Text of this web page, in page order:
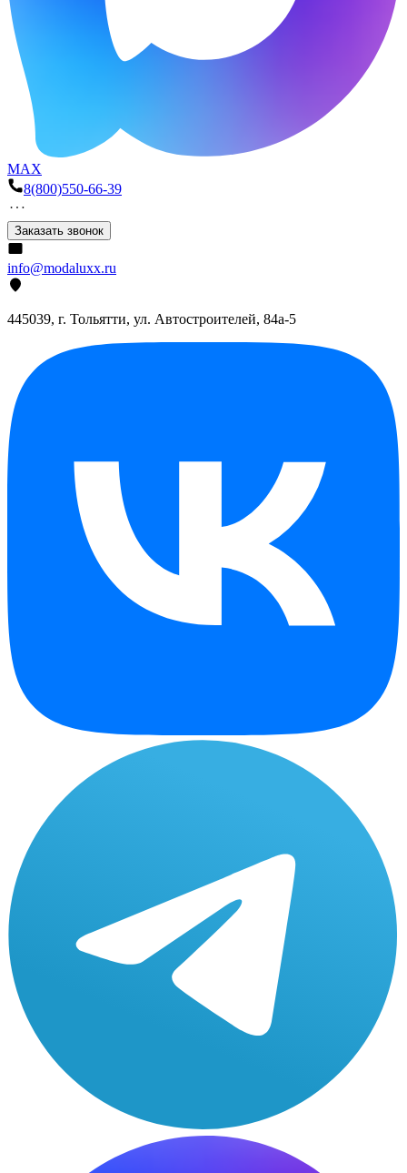
MAX
8(800)550-66-39
Заказать звонок
info@modaluxx.ru
445039, г. Тольятти, ул. Автостроителей, 84а-5